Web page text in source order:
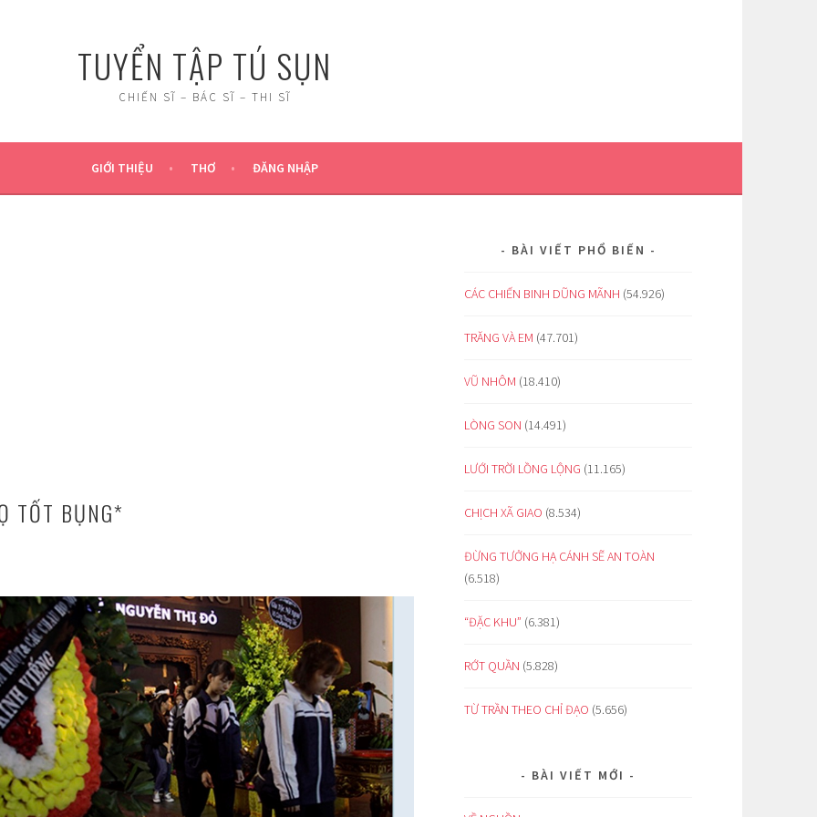
TUYỂN TẬP TÚ SỤN
CHIẾN SĨ – BÁC SĨ – THI SĨ
GIỚI THIỆU THƠ ĐĂNG NHẬP
TỐT BỤNG*
BÀI VIẾT PHỔ BIẾN
CÁC CHIẾN BINH DŨNG MÃNH (54.926)
TRĂNG VÀ EM (47.701)
VŨ NHÔM (18.410)
LÒNG SON (14.491)
LƯỚI TRỜI LỒNG LỘNG (11.165)
CHỊCH XÃ GIAO (8.534)
ĐỪNG TƯỞNG HẠ CÁNH SẼ AN TOÀN
(6.518)
“ĐẶC KHU” (6.381)
RỚT QUẦN (5.828)
TỪ TRẦN THEO CHỈ ĐẠO (5.656)
BÀI VIẾT MỚI